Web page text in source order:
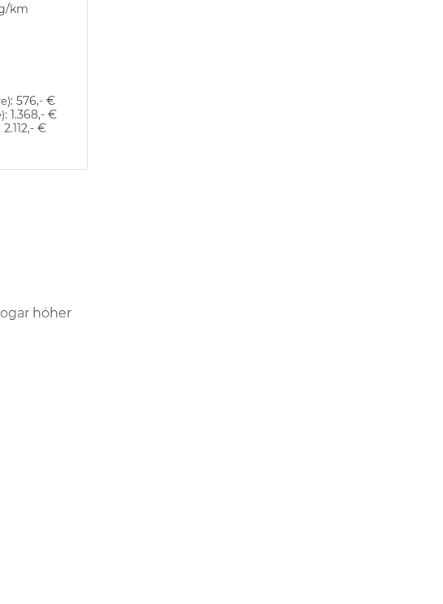
km
: 576,- €
: 1.368,- €
2.112,- €
höher